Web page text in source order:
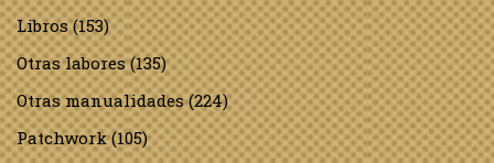
Libros(153)
Otras labores(135)
Otras manualidades(224)
Patchwork(105)